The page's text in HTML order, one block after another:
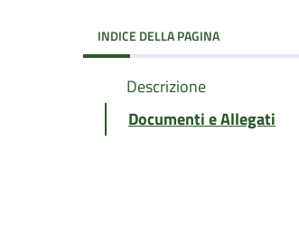
INDICE DELLA PAGINA
Descrizione
Documenti e Allegati